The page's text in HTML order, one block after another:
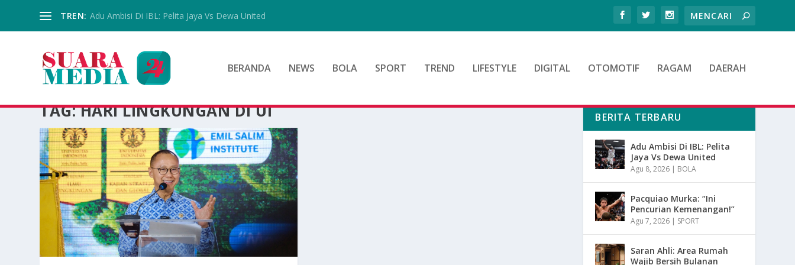
TREN: Adu Ambisi Di IBL: Pelita Jaya Vs Dewa United
BERANDA NEWS BOLA SPORT TREND LIFESTYLE DIGITAL OTOMOTIF RAGAM DAERAH
TAG:HARI LINGKUNGAN DI UI BERITA TERBARU
Adu Ambisi Di IBL: Pelita
Jaya Vs Dewa United
Agu 8, 2026 | BOLA
Pacquiao Murka: “Ini
Pencurian Kemenangan!”
Agu 7, 2026 | SPORT
Saran Ahli: Area Rumah
Wajib Bersih Bulanan